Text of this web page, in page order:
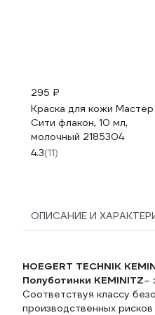
295 ₽
Краска для кожи Мастер
Сити флакон, 10 мл,
молочный 2185304
4.3(11)
ОПИСАНИЕ И
HOEGERT TECHNIK
Полуботинки KEMINITZ–
Соответствуя классу
производственных рисков